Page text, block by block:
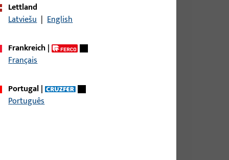
Lettland
Latviešu | English
Frankreich|
Français
Portugal|
Português